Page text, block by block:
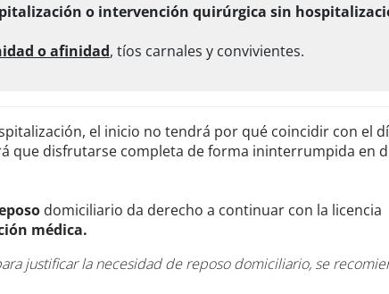
o intervención quirúrgica sin
o afinidad, tíos carnales y convivientes.
el inicio no tendrá por qué coincidir con el
que disfrutarse completa de forma ininterrumpida en
domiciliario da derecho a continuar con la licencia
médica.
justificar la necesidad de reposo domiciliario, se